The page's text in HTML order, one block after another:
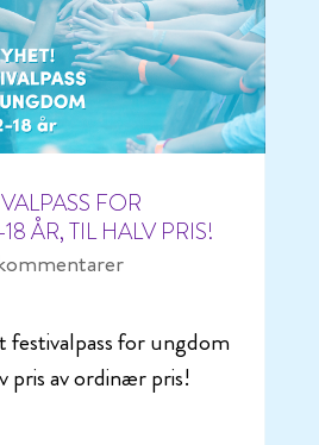
FOR
ÅR, TIL HALV PRIS!
festivalpass for ungdom
pris av ordinær pris!